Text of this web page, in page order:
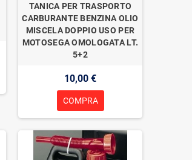
TANICA PER TRASPORTO
CARBURANTE BENZINA OLIO
MISCELA DOPPIO USO PER
MOTOSEGA OMOLOGATA LT.
5+2
10,00 €
COMPRA